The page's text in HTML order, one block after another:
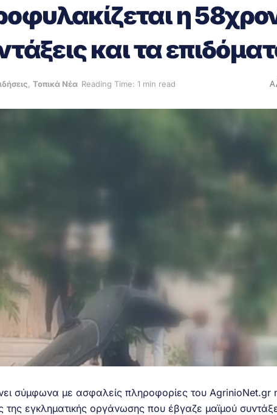
η
και τα
, Τοπικά Νέα Reading Time: 1 min read A
σύμφωνα με ασφαλείς πληροφορίες του AgrinioNet.gr
εγκληματικής οργάνωσης που έβγαζε μαϊμού